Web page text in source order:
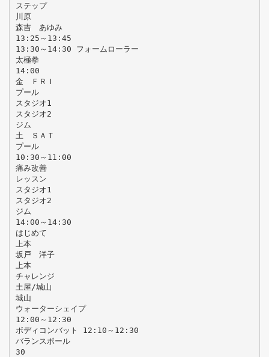
ステップ
川原
森吉 あゆみ
13:25～13:45
13:30～14:30 フォームローラー
太極拳
14:00
金 ＦＲＩ
プール
スタジオ1
スタジオ2
ジム
土 ＳＡＴ
プール
10:30～11:00
痛み改善
レッスン
スタジオ1
スタジオ2
ジム
14:00～14:30
はじめて
上本
坂戸 洋子
上本
チャレンジ
土屋/城山
城山
ウォーターシェイプ
12:00～12:30
ボディコンバット 12:10～12:30
バランスボール
30